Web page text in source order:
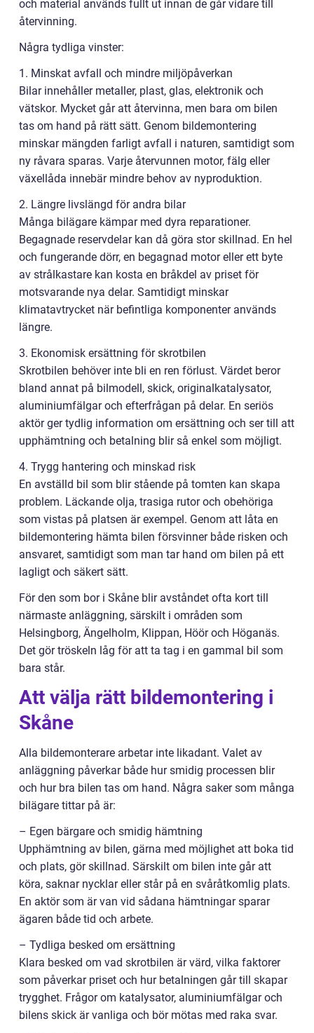
och material används fullt ut innan de går vidare till
återvinning.
Några tydliga vinster:
1. Minskat avfall och mindre miljöpåverkan
Bilar innehåller metaller, plast, glas, elektronik och
vätskor. Mycket går att återvinna, men bara om bilen
tas om hand på rätt sätt. Genom bildemontering
minskar mängden farligt avfall i naturen, samtidigt som
ny råvara sparas. Varje återvunnen motor, fälg eller
växellåda innebär mindre behov av nyproduktion.
2. Längre livslängd för andra bilar
Många bilägare kämpar med dyra reparationer.
Begagnade reservdelar kan då göra stor skillnad. En hel
och fungerande dörr, en begagnad motor eller ett byte
av strålkastare kan kosta en bråkdel av priset för
motsvarande nya delar. Samtidigt minskar
klimatavtrycket när befintliga komponenter används
längre.
3. Ekonomisk ersättning för skrotbilen
Skrotbilen behöver inte bli en ren förlust. Värdet beror
bland annat på bilmodell, skick, originalkatalysator,
aluminiumfälgar och efterfrågan på delar. En seriös
aktör ger tydlig information om ersättning och ser till att
upphämtning och betalning blir så enkel som möjligt.
4. Trygg hantering och minskad risk
En avställd bil som blir stående på tomten kan skapa
problem. Läckande olja, trasiga rutor och obehöriga
som vistas på platsen är exempel. Genom att låta en
bildemontering hämta bilen försvinner både risken och
ansvaret, samtidigt som man tar hand om bilen på ett
lagligt och säkert sätt.
För den som bor i Skåne blir avståndet ofta kort till
närmaste anläggning, särskilt i områden som
Helsingborg, Ängelholm, Klippan, Höör och Höganäs.
Det gör tröskeln låg för att ta tag i en gammal bil som
bara står.
Att välja rätt bildemontering i
Skåne
Alla bildemonterare arbetar inte likadant. Valet av
anläggning påverkar både hur smidig processen blir
och hur bra bilen tas om hand. Några saker som många
bilägare tittar på är:
– Egen bärgare och smidig hämtning
Upphämtning av bilen, gärna med möjlighet att boka tid
och plats, gör skillnad. Särskilt om bilen inte går att
köra, saknar nycklar eller står på en svåråtkomlig plats.
En aktör som är van vid sådana hämtningar sparar
ägaren både tid och arbete.
– Tydliga besked om ersättning
Klara besked om vad skrotbilen är värd, vilka faktorer
som påverkar priset och hur betalningen går till skapar
trygghet. Frågor om katalysator, aluminiumfälgar och
bilens skick är vanliga och bör mötas med raka svar.